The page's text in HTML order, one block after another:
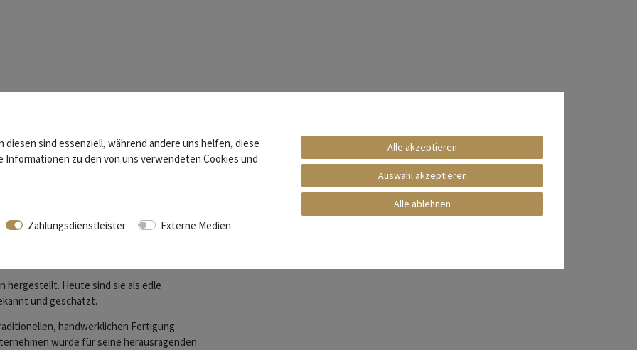
seit Mitte des 19. Jahrhunderts die
hergestellt. Heute sind sie als edle
und geschätzt.
handwerklichen Fertigung
wurde für seine herausragenden
sind essenziell, während andere uns helfen, diese
zu den von uns verwendeten Cookies und
Zahlungsdienstleister
Externe Medien
Alle akzeptieren
Auswahl akzeptieren
Alle ablehnen